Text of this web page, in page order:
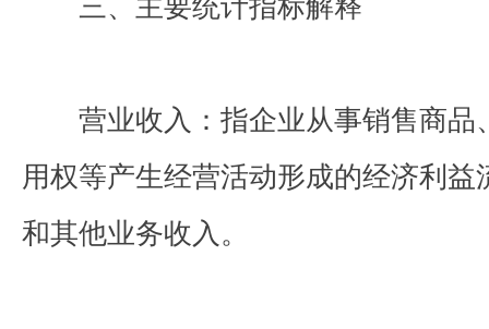
营业收入：指企业从事销售商
用权等产生经营活动形成的经济利
和其他业务收入。